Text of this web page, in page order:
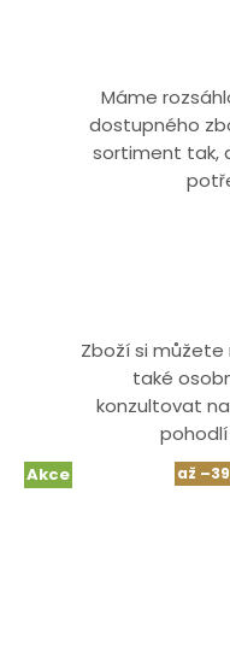
Máme
dostupného
sortiment tak,
Zboží si
také
konzultovat
Akce až